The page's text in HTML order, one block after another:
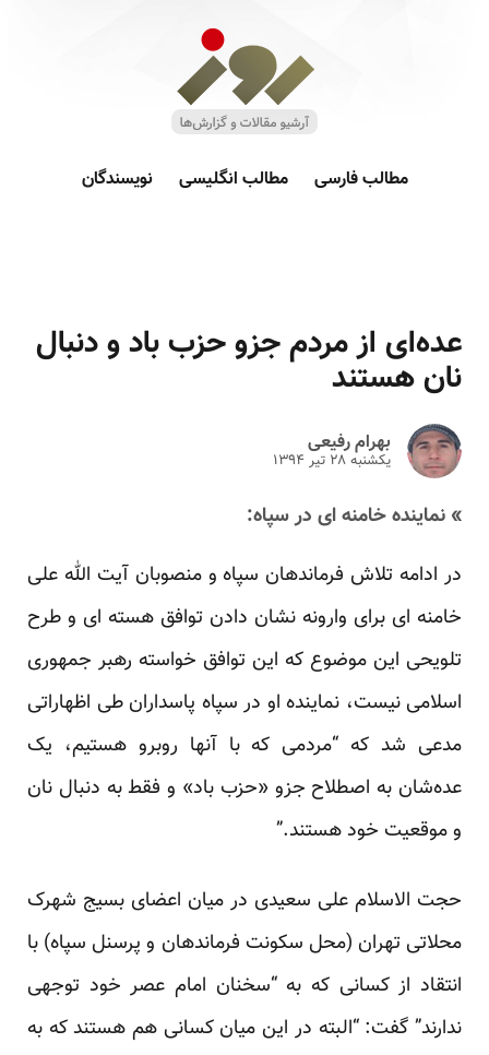
مطالب فارسی مطالب انگلیسی نویسندگان
عده‌ای از مردم جزو حزب باد و دنبال
نان هستند
بهرام رفیعی
یکشنبه ۲۸ تير ۱۳۹۴
» نماینده خامنه ای در سپاه:
در ادامه تلاش فرماندهان سپاه و منصوبان آیت الله علی
خامنه ای برای وارونه نشان دادن توافق هسته ای و طرح
تلویحی این موضوع که این توافق خواسته رهبر جمهوری
اسلامی نیست، نماینده او در سپاه پاسداران طی اظهاراتی
مدعی شد که “مردمی که با آنها روبرو هستیم، یک
عده‌شان به اصطلاح جزو «حزب باد» و فقط به دنبال نان
و موقعیت خود هستند.”
حجت الاسلام علی سعیدی در میان اعضای بسیج شهرک
محلاتی تهران (محل سکونت فرماندهان و پرسنل سپاه) با
انتقاد از کسانی که به “سخنان امام عصر خود توجهی
ندارند” گفت: “البته در این میان کسانی هم هستند که به